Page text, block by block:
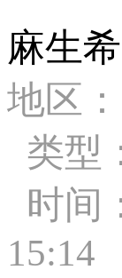
麻生
地区
类型
时间
15:14